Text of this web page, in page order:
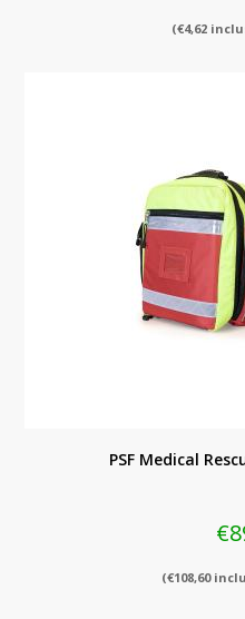
(€4,62
PSF Medical
€
(€108,60